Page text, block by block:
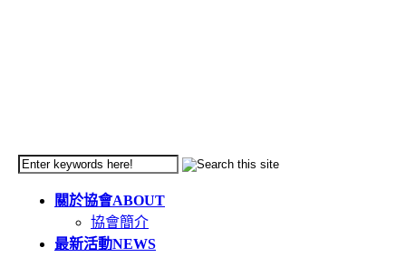
關於協會ABOUT
協會簡介
最新活動NEWS